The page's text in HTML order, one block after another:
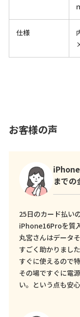
仕様
お客様の声
までの
25日のカード払い
iPhone16Proを質
丸宮さんはデータ
すごく助かりまし
すぐに使えるので
その場ですぐに電
い。という点も安